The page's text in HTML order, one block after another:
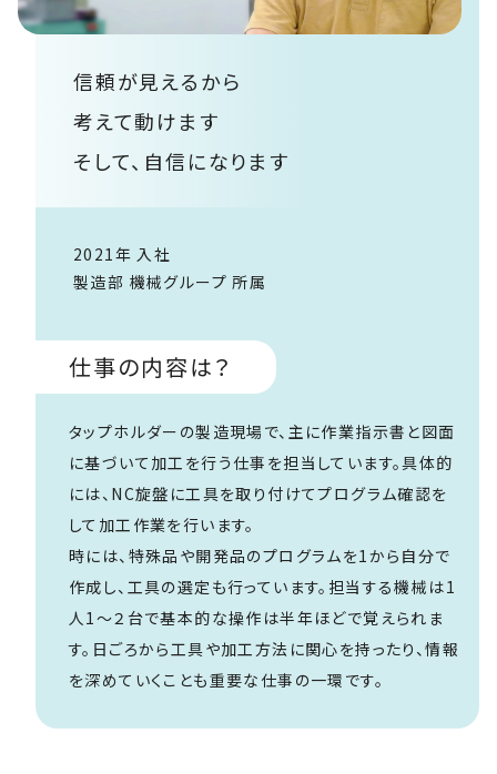
信頼が見えるから
考えて動けます
そして、自信になります
2021年 入社
製造部 機械グループ 所属
仕事の内容は？
タップホルダーの製造現場で、主に作業指示書と図面
に基づいて加工を行う仕事を担当しています。具体的
には、NC旋盤に工具を取り付けてプログラム確認を
して加工作業を行います。
時には、特殊品や開発品のプログラムを1から自分で
作成し、工具の選定も行っています。担当する機械は1
人1～２台で基本的な操作は半年ほどで覚えられま
す。日ごろから工具や加工方法に関心を持ったり、情報
を深めていくことも重要な仕事の一環です。